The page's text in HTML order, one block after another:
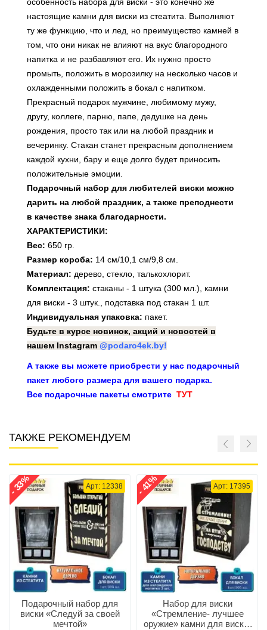
особенность набора для виски - это конечно же
настоящие камни для виски из стеатита. Выполняют
ту же функцию, что и лед, но преимущество камней в
том, что они никак не влияют на вкус благородного
напитка и не разбавляют его. Их нужно просто
промыть, положить в морозилку на несколько часов и
охлажденными положить в бокал с напитком.
Прекрасный подарок мужчине, любимому мужу,
другу, коллеге, парню, папе, дедушке на день
рождения, просто так или на любой праздник и
вечеринку. Стакан станет прекрасным дополнением
каждой кухни, бару и еще долго будет приносить
положительные эмоции.
Подарочный набор для любителей виски можно
дарить на любой праздник, а также преподнести
в качестве знака благодарности.
ХАРАКТЕРИСТИКИ:
Вес: 650 гр.
Размер короба: 14 см/10,1 см/9,8 см.
Материал: дерево, стекло, талькохлорит.
Комплектация: стаканы - 1 штука (300 мл.), камни
для виски - 3 штук., подставка под стакан 1 шт.
Индивидуальная упаковка: пакет.
Будьте в курсе новинок, акций и новостей в
нашем Instagram @podaro4ek.by!
А также вы можете приобрести у нас подарочный
пакет любого размера для вашего подарка.
Все подарочные пакеты смотрите ТУТ
ТАКЖЕ РЕКОМЕНДУЕМ
Арт: 12338
Подарочный набор для
виски «Следуй за своей
мечтой»
- 33% Арт: 17395
Набор для виски
«Стремление- лучшее
оружие» камни для виски,
- 41%